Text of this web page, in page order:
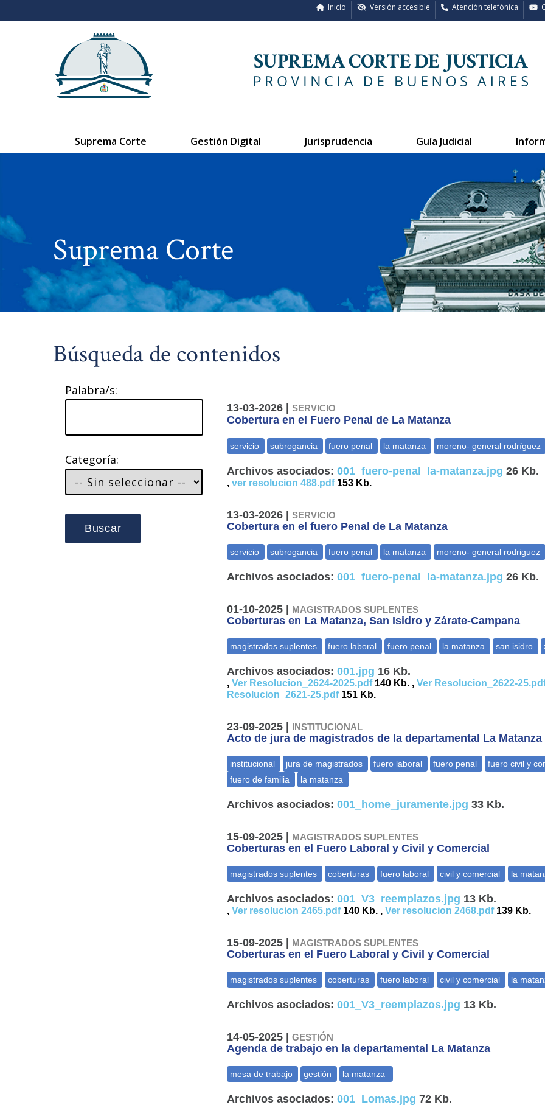
Atención telefónica
Versión accesible
Inicio
Suprema Corte Gestión Digital Jurisprudencia Guía Judicial
Suprema Corte
Búsqueda de contenidos
Palabra/s:
Categoría:
Buscar
13-03-2026 | SERVICIO
Cobertura en el Fuero Penal de La Matanza
Archivos asociados: 001_fuero-penal_la-matanza.jpg 26 Kb.
, ver resolucion 488.pdf153 Kb.
13-03-2026 | SERVICIO
Cobertura en el fuero Penal de La Matanza
Archivos asociados: 001_fuero-penal_la-matanza.jpg 26 Kb.
01-10-2025 | MAGISTRADOS SUPLENTES
Coberturas en La Matanza, San Isidro y Zárate-Campana
Archivos asociados: 001.jpg 16 Kb.
, Ver Resolucion_2624-2025.pdf140 Kb. , Ver Resolucion_2622-
Resolucion_2621-25.pdf151 Kb.
23-09-2025 | INSTITUCIONAL
Acto de jura de magistrados de la departamental La Matanza
Archivos asociados: 001_home_juramente.jpg 33 Kb.
15-09-2025 | MAGISTRADOS SUPLENTES
Coberturas en el Fuero Laboral y Civil y Comercial
Archivos asociados: 001_V3_reemplazos.jpg 13 Kb.
, Ver resolucion 2465.pdf140 Kb. , Ver resolucion 2468.pdf139 Kb.
15-09-2025 | MAGISTRADOS SUPLENTES
Coberturas en el Fuero Laboral y Civil y Comercial
Archivos asociados: 001_V3_reemplazos.jpg 13 Kb.
14-05-2025 | GESTIÓN
Agenda de trabajo en la departamental La Matanza
Archivos asociados: 001_Lomas.jpg 72 Kb.